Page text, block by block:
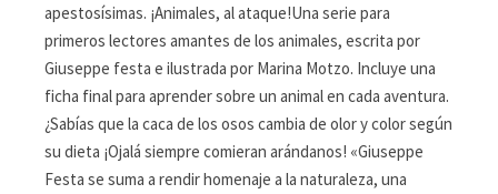
apestosísimas. ¡Animales, al ataque!Una serie para
primeros lectores amantes de los animales, escrita por
Giuseppe festa e ilustrada por Marina Motzo. Incluye una
ficha final para aprender sobre un animal en cada aventura.
¿Sabías que la caca de los osos cambia de olor y color según
su dieta ¡Ojalá siempre comieran arándanos! «Giuseppe
Festa se suma a rendir homenaje a la naturaleza, una